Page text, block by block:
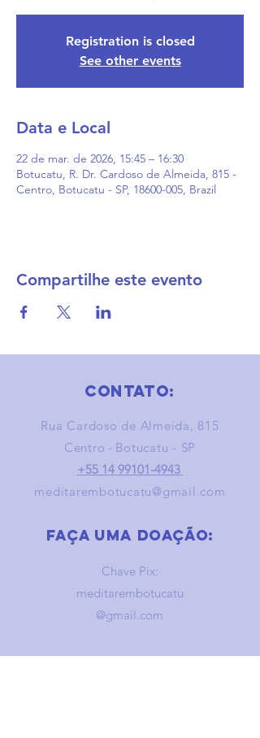
Registration is closed
See other events
Data e Local
22 de mar. de 2026, 15:45 – 16:30
Botucatu, R. Dr. Cardoso de Almeida, 815 -
Centro, Botucatu - SP, 18600-005, Brazil
Compartilhe este evento
Contato:
Rua Cardoso de Almeida, 815
Centro - Botucatu - SP
+55 14 99101-4943
meditarembotucatu@gmail.com
Faça uma doação:
Chave Pix:
meditarembotucatu
@gmail.com